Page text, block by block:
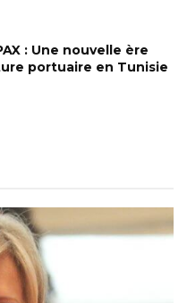
: Une nouvelle ère
portuaire en Tunisie